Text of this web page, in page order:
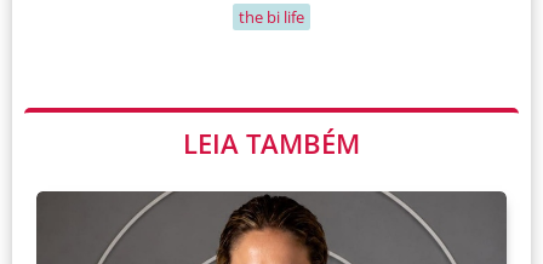
the bi life
LEIA TAMBÉM